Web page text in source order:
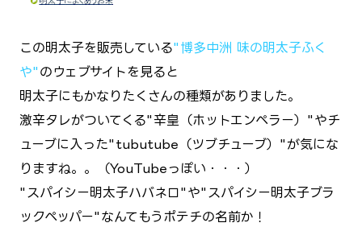
この明太子を販売している"博多中洲 味の明太子ふく
や" のウェブサイトを見ると
明太子にもかなりたくさんの種類がありました。
激辛タレがついてくる"辛皇（ホットエンペラー）"やチ
ューブに入った"tubutube（ツブチューブ）"が気にな
りますね。。（YouTubeっぽい・・・）
"スパイシー明太子ハバネロ"や"スパイシー明太子ブラ
ックペッパー"なんてもうポテチの名前か！